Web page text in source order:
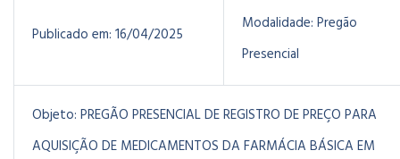
Publicado em: 16/04/2025
Modalidade: Pregão
Presencial
Objeto: PREGÃO PRESENCIAL DE REGISTRO DE PREÇO PARA
AQUISIÇÃO DE MEDICAMENTOS DA FARMÁCIA BÁSICA EM